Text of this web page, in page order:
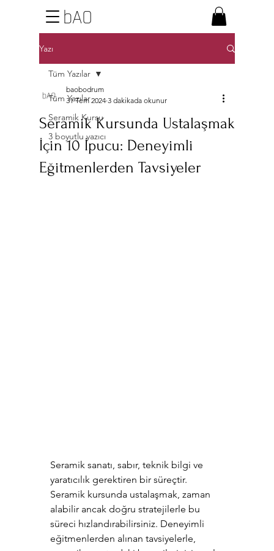
bAO
Yazı
Tüm Yazılar
Seramik Kursu
3 boyutlu yazıcı
Tüm Yazılar
Seramik Kursunda Ustalaşmak
İçin 10 İpucu: Deneyimli
Eğitmenlerden Tavsiyeler
baobodrum
31 Tem 2024 3 dakikada okunur
Seramik sanatı, sabır, teknik bilgi ve
yaratıcılık gerektiren bir süreçtir.
Seramik kursunda ustalaşmak, zaman
alabilir ancak doğru stratejilerle bu
süreci hızlandırabilirsiniz. Deneyimli
eğitmenlerden alınan tavsiyelerle,